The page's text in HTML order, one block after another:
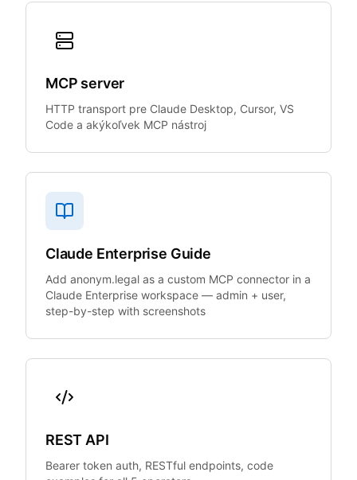
MCP server
HTTP transport pre Claude Desktop, Cursor, VS
Code a akýkoľvek MCP nástroj
Claude Enterprise Guide
Add anonym.legal as a custom MCP connector in a
Claude Enterprise workspace — admin + user,
step-by-step with screenshots
REST API
Bearer token auth, RESTful endpoints, code